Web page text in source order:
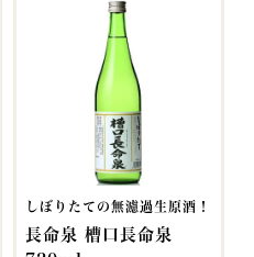
しぼりたての無濾過生原酒！
長命泉 槽口長命泉